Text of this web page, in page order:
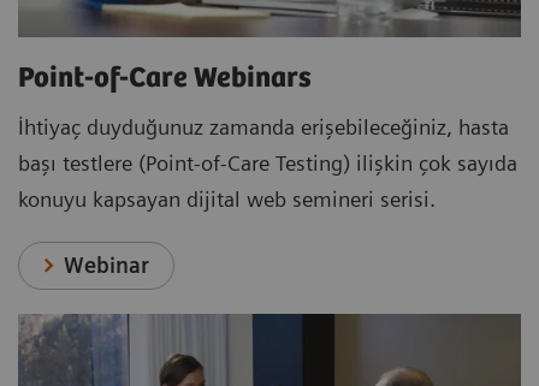
Point-of-Care Webinars
İhtiyaç duyduğunuz zamanda erişebileceğiniz, hasta
başı testlere (Point-of-Care Testing) ilişkin çok sayıda
konuyu kapsayan dijital web semineri serisi.
Webinar